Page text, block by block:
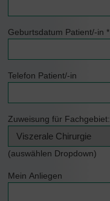
Geburtsdatum Patient/-in *
Telefon Patient/-in
Zuweisung für Fachgebiet:
(auswählen Dropdown)
Mein Anliegen